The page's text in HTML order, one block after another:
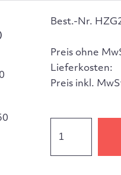
Best.-Nr.
Preis ohne
Lieferkosten:
Preis inkl.